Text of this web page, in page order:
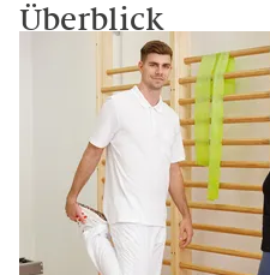
Überblick